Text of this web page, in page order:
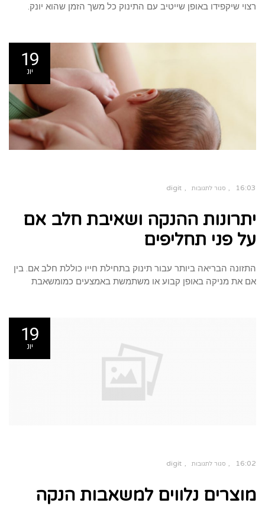
רצוי שיקפידו באופן שייטיב עם התינוק כל משך הזמן שהוא יונק.
19
יונ
16:03 סגור לתגובות
ההנקה
ושאיבת
חלב
על
פני
תחליפים
digit
יתרונות ההנקה ושאיבת חלב אם
על פני תחליפים
התזונה הבריאה ביותר עבור תינוק בתחילת חייו כוללת חלב אם. בין
אם את מניקה באופן קבוע או משתמשת באמצעים כמומשאבת
19
יונ
16:02 סגור לתגובות
נלווים
למשאבות
הנקה
digit
מוצרים נלווים למשאבות הנקה